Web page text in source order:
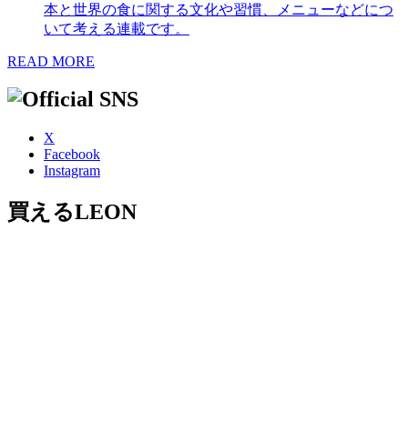
本と世界の食に関する文化や習慣、メニューなどにつ
いて考える連載です。
READ MORE
X
Facebook
Instagram
買えるLEON